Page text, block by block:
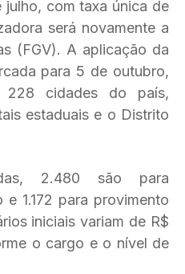
com taxa única de
será novamente a
(FGV). A aplicação da
para 5 de outubro,
cidades do país,
estaduais e o Distrito
2.480 são para
1.172 para provimento
iniciais variam de R$
o cargo e o nível de